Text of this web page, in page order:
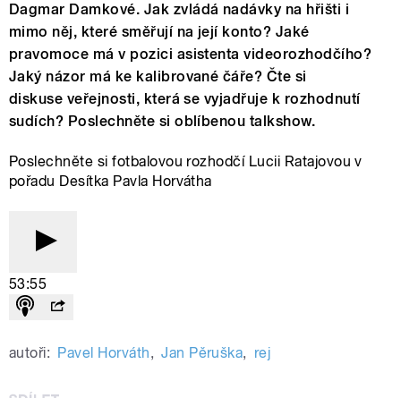
Dagmar Damkové. Jak zvládá nadávky na hřišti i
mimo něj, které směřují na její konto? Jaké
pravomoce má v pozici asistenta videorozhodčího?
Jaký názor má ke kalibrované čáře? Čte si
diskuse veřejnosti, která se vyjadřuje k rozhodnutí
sudích? Poslechněte si oblíbenou talkshow.
Poslechněte si fotbalovou rozhodčí Lucii Ratajovou v
pořadu Desítka Pavla Horvátha
53:55
autoři: Pavel Horváth, Jan Pěruška, rej